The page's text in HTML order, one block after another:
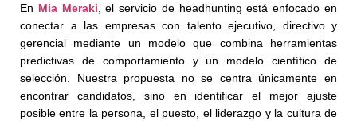
En Mia Meraki , el servicio de headhunting está enfocado en
conectar a las empresas con talento ejecutivo, directivo y
gerencial mediante un modelo que combina herramientas
predictivas de comportamiento y un modelo científico de
selección. Nuestra propuesta no se centra únicamente en
encontrar candidatos, sino en identificar el mejor ajuste
posible entre la persona, el puesto, el liderazgo y la cultura de